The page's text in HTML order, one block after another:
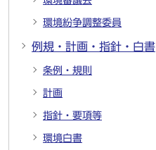
環境紛争調整委員
例規・計画・指針・白書
条例・規則
計画
指針・要項等
環境白書